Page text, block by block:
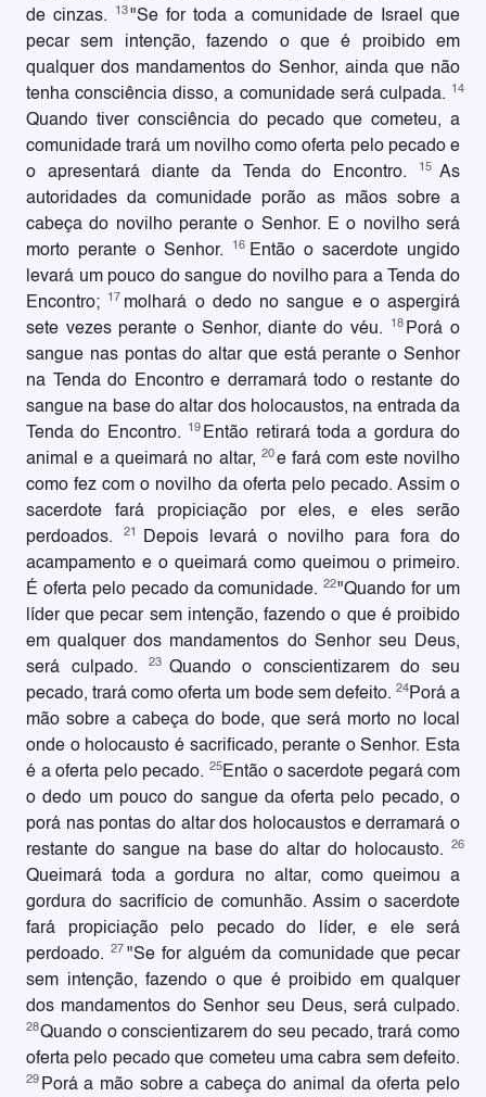
de cinzas.
13 "Se for toda a comunidade de Israel que
pecar sem intenção, fazendo o que é proibido em
qualquer dos mandamentos do Senhor, ainda que não
tenha consciência disso, a comunidade será culpada. 14
Quando tiver consciência do pecado que cometeu, a
comunidade trará um novilho como oferta pelo pecado e
o apresentará diante da Tenda do Encontro.
15 As
autoridades da comunidade porão as mãos sobre a
cabeça do novilho perante o Senhor. E o novilho será
morto perante o Senhor.
16 Então o sacerdote ungido
levará um pouco do sangue do novilho para a Tenda do
Encontro;
17 molhará o dedo no sangue e o aspergirá
sete vezes perante o Senhor, diante do véu.
18 Porá o
sangue nas pontas do altar que está perante o Senhor
na Tenda do Encontro e derramará todo o restante do
sangue na base do altar dos holocaustos, na entrada da
Tenda do Encontro.
19 Então retirará toda a gordura do
animal e a queimará no altar,20e fará com este novilho
como fez com o novilho da oferta pelo pecado. Assim o
sacerdote fará propiciação por eles, e eles serão
perdoados.
21
Depois levará o novilho para fora do
acampamento e o queimará como queimou o primeiro.
É oferta pelo pecado da comunidade.22"Quando for um
líder que pecar sem intenção, fazendo o que é proibido
em qualquer dos mandamentos do Senhor seu Deus,
será culpado.23 Quando o conscientizarem do seu
pecado, trará como oferta um bode sem defeito. 24Porá a
mão sobre a cabeça do bode, que será morto no local
onde o holocausto é sacrificado, perante o Senhor. Esta
é a oferta pelo pecado. 25 Então o sacerdote pegará com
o dedo um pouco do sangue da oferta pelo pecado, o
porá nas pontas do altar dos holocaustos e derramará o
restante do sangue na base do altar do holocausto.
26
Queimará toda a gordura no altar, como queimou a
gordura do sacrifício de comunhão. Assim o sacerdote
fará propiciação pelo pecado do líder, e ele será
perdoado.27 "Se for alguém da comunidade que pecar
sem intenção, fazendo o que é proibido em qualquer
dos mandamentos do Senhor seu Deus, será culpado.
28Quando o conscientizarem do seu pecado, trará como
oferta pelo pecado que cometeu uma cabra sem defeito.
29 Porá a mão sobre a cabeça do animal da oferta pelo